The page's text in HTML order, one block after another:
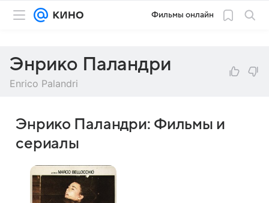
Фильмы онлайн
Энрико Паландри
Enrico Palandri
Энрико Паландри: Фильмы и
сериалы